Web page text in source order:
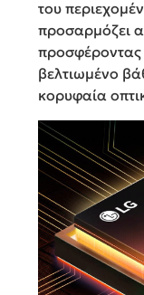
του
προσαρμόζει
προσφέροντας
βελτιωμένο
κορυφαία